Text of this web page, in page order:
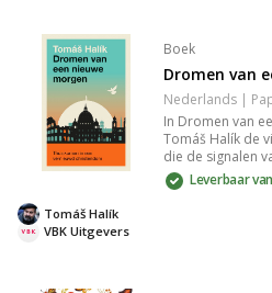
Boek
Dromen van
In Dromen van
Tomáš Halík de
die de signalen
een
therapeutische
midden van
perspectief aan
Leverbaar
VBK Uitgevers
Tomáš Halík